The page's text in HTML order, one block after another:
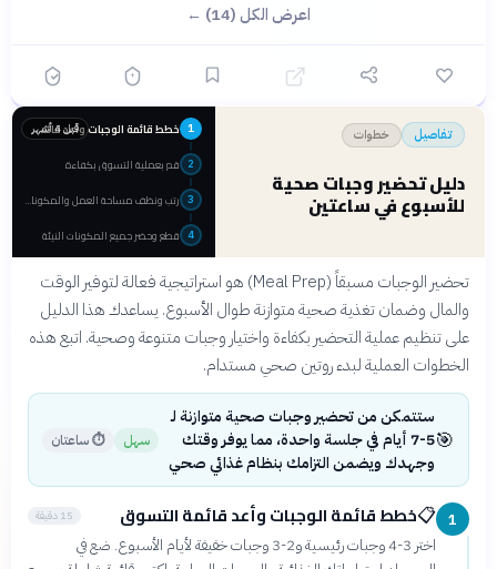
اعرض الكل (14) ←
تفاصيل خطوات
دليل تحضير وجبات صحية
للأسبوع في ساعتين
قبل 4 أشهر 1 خطط قائمة الوجبات وأعد قائمة التسوق
2 قم بعملية التسوق بكفاءة
3 رتب ونظف مساحة العمل والمكونات
4 قطع وحضر جميع المكونات النيئة
تحضير الوجبات مسبقاً (Meal Prep) هو استراتيجية فعالة لتوفير الوقت
والمال وضمان تغذية صحية متوازنة طوال الأسبوع. يساعدك هذا الدليل
على تنظيم عملية التحضير بكفاءة واختيار وجبات متنوعة وصحية. اتبع هذه
الخطوات العملية لبدء روتين صحي مستدام.
🎯
ستتمكن من تحضير وجبات صحية متوازنة لـ
5-7 أيام في جلسة واحدة، مما يوفر وقتك
وجهدك ويضمن التزامك بنظام غذائي صحي
سهل ⏱ساعتان
1
📋خطط قائمة الوجبات وأعد قائمة التسوق 15 دقيقة
اختر 3-4 وجبات رئيسية و2-3 وجبات خفيفة لأيام الأسبوع. ضع في